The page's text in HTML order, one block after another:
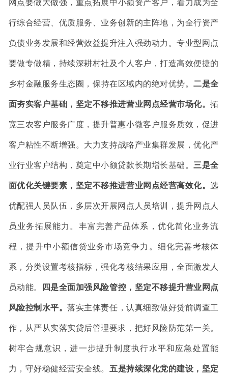
网点要做大做强， 重点拓展中小额资产客户，着力成为全
行综合经营、优质服务、业务创新的主阵地，为全行资产
负债业务发展和经营效益提升注入强劲动力。专业型网点
要做专做精， 持续深耕村社及个人客户，打造高效便捷的
乡村金融服务生态圈 ， 保持在区域内的绝对优势。二是全
面夯实客户基础，坚定不移推进营业网点经营市场化。拓
宽三农客户服务广度，提升普惠小微客户服务质效，促进
客户粘性不断增强。 大力支持战略产业集群发展，优化产
业行业客户结构，奠定中小额贷款长期增长基础。 三是全
面优化关键要素，坚定不移推进营业网点经营高效化。选
优配强人员队伍，多层次开展网点人员培训，提升网点人
员业务拓展能力。丰富完善产品体系，优化简化业务流
程，提升中小额信贷业务市场竞争力。 细化完善考核体
系，分类设置考核指标，强化考核结果应用，全面激发人
员动能。 四是全面加强风险管控，坚定不移提升营业网点
风险控制水平。落实主体责任，认真细致做好贷前调查工
作，从严从实落实贷后管理要求，把好风险防范第一关。
树牢合规意识，进一步提升制度执行水平和应急处置能
力，守好稳健经营安全线。 五是持续深化党的建设，坚定